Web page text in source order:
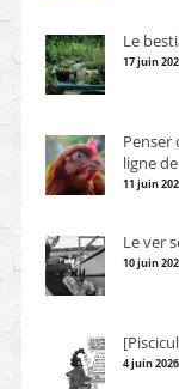
Le
17 juin
Penser
ligne
11 juin
Le ver
10 juin
4 juin